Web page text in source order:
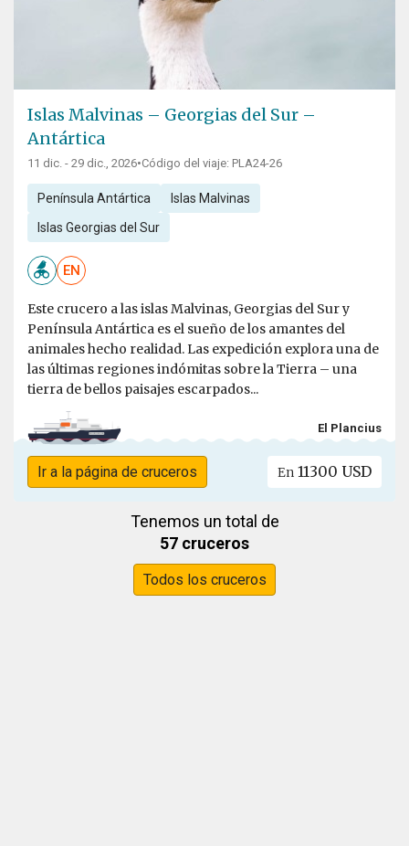
Islas Malvinas – Georgias del Sur –
Antártica
11 dic. - 29 dic., 2026•Código del viaje: PLA24-26
Península Antártica Islas Malvinas
Islas Georgias del Sur
EN
Este crucero a las islas Malvinas, Georgias del Sur y
Península Antártica es el sueño de los amantes del
animales hecho realidad. Las expedición explora una de
las últimas regiones indómitas sobre la Tierra – una
tierra de bellos paisajes escarpados...
El Plancius
Ir a la página de cruceros En 11300 USD
Tenemos un total de
57 cruceros
Todos los cruceros